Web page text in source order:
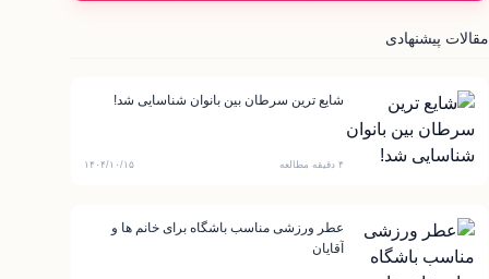
مقالات پیشنهادی
شایع ترین سرطان بین بانوان شناسایی شد!
۴ دقیقه مطالعه ۱۴۰۴/۱۰/۱۵
عطر ورزشی مناسب باشگاه برای خانم ها و
آقایان